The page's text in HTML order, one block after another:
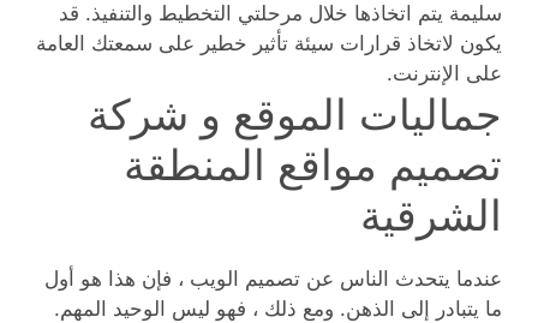
سليمة يتم اتخاذها خلال مرحلتي التخطيط والتنفيذ. قد
يكون لاتخاذ قرارات سيئة تأثير خطير على سمعتك العامة
على الإنترنت.
جماليات الموقع و شركة
تصميم مواقع المنطقة
الشرقية
عندما يتحدث الناس عن تصميم الويب ، فإن هذا هو أول
ما يتبادر إلى الذهن. ومع ذلك ، فهو ليس الوحيد المهم.